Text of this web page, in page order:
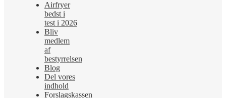
Airfryer
bedst i
test i 2026
Bliv
medlem
af
bestyrrelsen
Blog
Del vores
indhold
Forslagskassen